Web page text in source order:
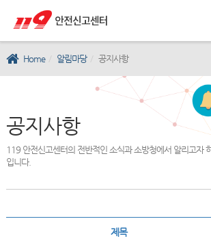
Home 알림마당 공지사항
공지사항
119 안전신고센터의 전반적인 소식과 소방청에서 알리고자
입니다.
제목